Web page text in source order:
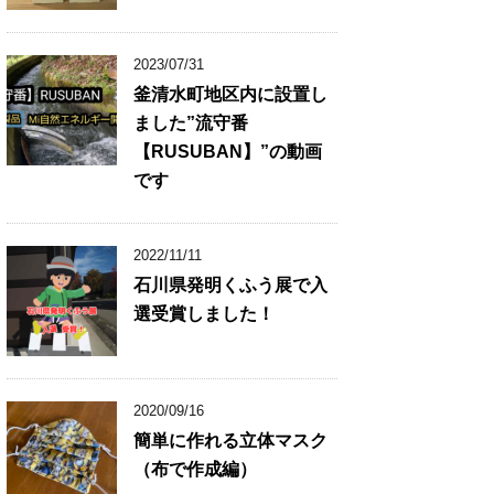
2023/07/31
釜清水町地区内に設置し
ました”流守番
【RUSUBAN】”の動画
です
2022/11/11
石川県発明くふう展で入
選受賞しました！
2020/09/16
簡単に作れる立体マスク
（布で作成編）